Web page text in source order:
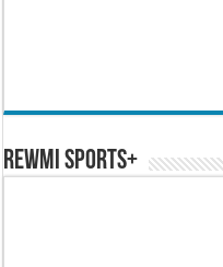
REWMI SPORTS+